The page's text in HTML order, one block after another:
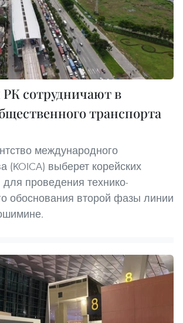
сотрудничают в
транспорта
международного
(KOICA) выберет корейских
для проведения технико-
обоснования второй фазы линии